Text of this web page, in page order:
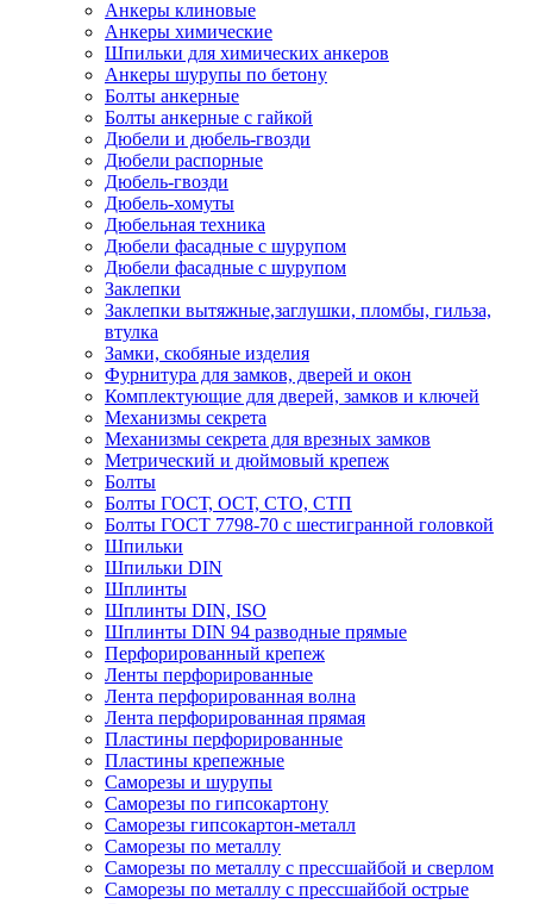
Анкеры клиновые
Анкеры химические
Шпильки для химических анкеров
Анкеры шурупы по бетону
Болты анкерные
Болты анкерные с гайкой
Дюбели и дюбель-гвозди
Дюбели распорные
Дюбель-гвозди
Дюбель-хомуты
Дюбельная техника
Дюбели фасадные с шурупом
Дюбели фасадные с шурупом
Заклепки
Заклепки вытяжные,заглушки, пломбы, гильза,
втулка
Замки, скобяные изделия
Фурнитура для замков, дверей и окон
Комплектующие для дверей, замков и ключей
Механизмы секрета
Механизмы секрета для врезных замков
Метрический и дюймовый крепеж
Болты
Болты ГОСТ, ОСТ, СТО, СТП
Болты ГОСТ 7798-70 с шестигранной головкой
Шпильки
Шпильки DIN
Шплинты
Шплинты DIN, ISO
Шплинты DIN 94 разводные прямые
Перфорированный крепеж
Ленты перфорированные
Лента перфорированная волна
Лента перфорированная прямая
Пластины перфорированные
Пластины крепежные
Саморезы и шурупы
Саморезы по гипсокартону
Саморезы гипсокартон-металл
Саморезы по металлу
Саморезы по металлу с прессшайбой и сверлом
Саморезы по металлу с прессшайбой острые